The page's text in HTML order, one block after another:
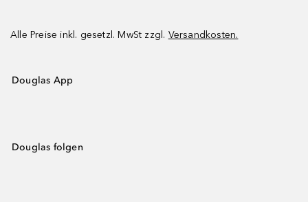
Alle Preise inkl. gesetzl. MwSt zzgl. Versandkosten.
Douglas App
Douglas folgen